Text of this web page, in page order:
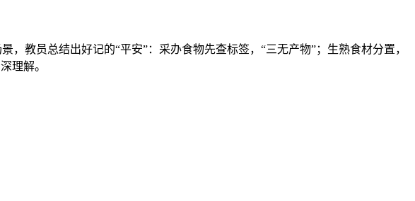
，教员总结出好记的“平安”：采办食物先查标签，“三无产物”；生熟食材分置，
理解。